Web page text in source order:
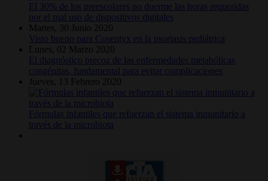
El 30% de los preescolares no duerme las horas requeridas
por el mal uso de dispositivos digitales
Martes, 30 Junio 2020
Visto bueno para Cosentyx en la psoriasis pediátrica
Lunes, 02 Marzo 2020
El diagnóstico precoz de las enfermedades metabólicas
congénitas, fundamental para evitar complicaciones
Jueves, 13 Febrero 2020
Fórmulas infantiles que refuerzan el sistema inmunitario a
través de la microbiota